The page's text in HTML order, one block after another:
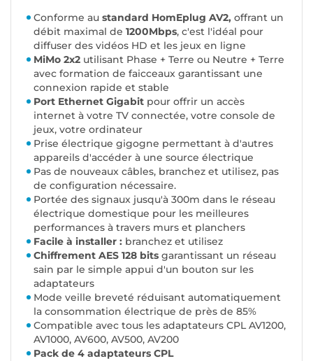
Conforme au standard HomEplug AV2, offrant un
débit maximal de 1200Mbps, c'est l'idéal pour
diffuser des vidéos HD et les jeux en ligne
MiMo 2x2 utilisant Phase + Terre ou Neutre + Terre
avec formation de faicceaux garantissant une
connexion rapide et stable
Port Ethernet Gigabit pour offrir un accès
internet à votre TV connectée, votre console de
jeux, votre ordinateur
Prise électrique gigogne permettant à d'autres
appareils d'accéder à une source électrique
Pas de nouveaux câbles, branchez et utilisez, pas
de configuration nécessaire.
Portée des signaux jusqu'à 300m dans le réseau
électrique domestique pour les meilleures
performances à travers murs et planchers
Facile à installer : branchez et utilisez
Chiffrement AES 128 bits garantissant un réseau
sain par le simple appui d'un bouton sur les
adaptateurs
Mode veille breveté réduisant automatiquement
la consommation électrique de près de 85%
Compatible avec tous les adaptateurs CPL AV1200,
AV1000, AV600, AV500, AV200
Pack de 4 adaptateurs CPL